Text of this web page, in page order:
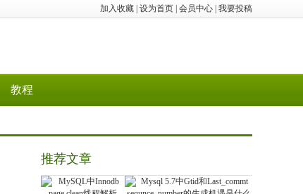
加入收藏 设为首页 会员中心 我要投稿
教程
推荐文章